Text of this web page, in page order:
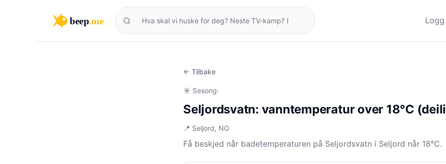
beep.me
← Tilbake
☀️ Sesong·
Seljordsvatn: vanntemperatur over 18°C
📍 Seljord, NO
Få beskjed når badetemperaturen på Seljordsvatn i Seljord når 18°C.